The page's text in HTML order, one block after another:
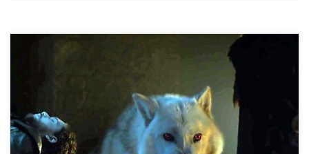
Ya está aquí la temporada más imprevisible de la serie con más
tirón en la actualidad. De una forma o de otra Juego de tronos ya
forma parte de la sociedad seas o no seriéfilo. Con cinco años
anteriores en los que la historia se ha ido alejando poco a poco